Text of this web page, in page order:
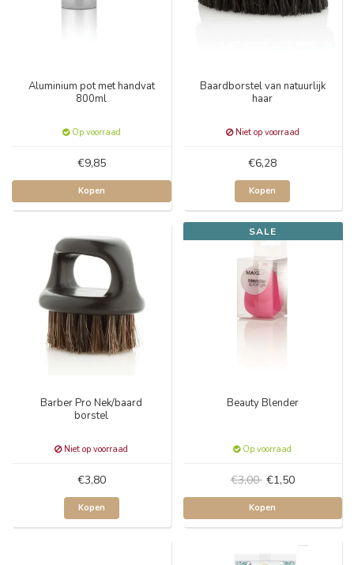
Aluminium pot met handvat
800ml
Op voorraad
€9,85
Kopen
Baardborstel van natuurlijk
haar
Niet op voorraad
€6,28
Kopen
Barber Pro Nek/baard
borstel
Niet op voorraad
€3,80
Kopen
SALE
Beauty Blender
Op voorraad
€3,00 €1,50
Kopen